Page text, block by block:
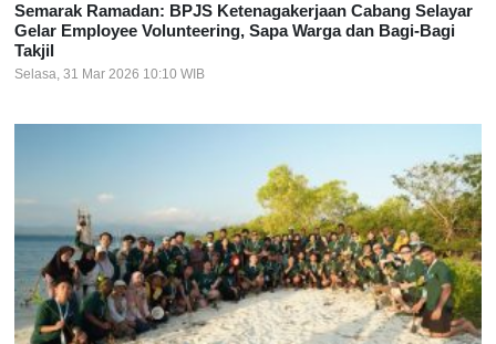
Semarak Ramadan: BPJS Ketenagakerjaan Cabang Selayar
Gelar Employee Volunteering, Sapa Warga dan Bagi-Bagi
Takjil
Selasa, 31 Mar 2026 10:10 WIB